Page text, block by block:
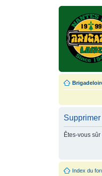
Êtes-vous
Index du